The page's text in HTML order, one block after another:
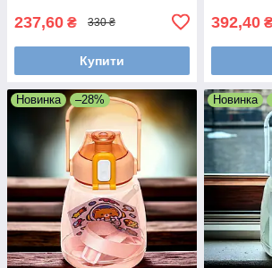
237,60 ₴ 330 ₴
Купити
392,40
Новинка –28% Новинка